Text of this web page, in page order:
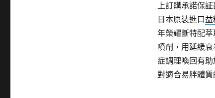
上訂購承諾保
日本原裝進口
年榮耀斷特配
噴劑，用延緩
症調理喚回有助
對適合易胖體質